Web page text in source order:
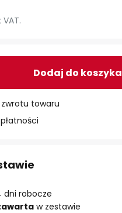
Dodaj do koszyka
towaru
dni robocze
w zestawie